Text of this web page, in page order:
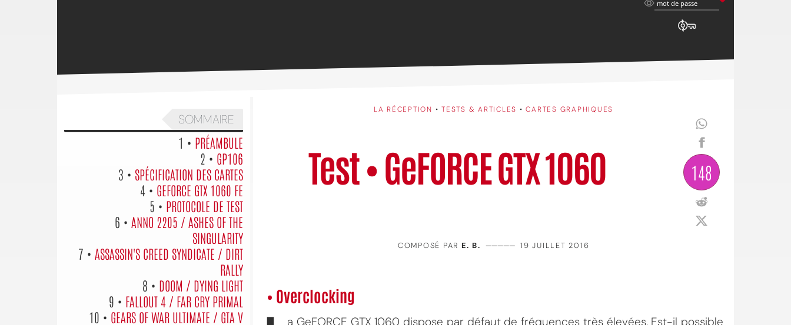
mot de passe
LA RÉCEPTION •TESTS & ARTICLES •CARTES GRAPHIQUES
Test • GeFORCE GTX 1060 148
COMPOSÉ PAR E. B. ————— 19 JUILLET 2016
• Overclocking
a GeFORCE GTX 1060 dispose par défaut de fréquences très élevées. Est-il possible
SOMMAIRE
1 • PRÉAMBULE
2 • GP106
3 • SPÉCIFICATION DES CARTES
4 • GEFORCE GTX 1060 FE
5 • PROTOCOLE DE TEST
6 • ANNO 2205 / ASHES OF THE
SINGULARITY
7 • ASSASSIN'S CREED SYNDICATE / DIRT
RALLY
8 • DOOM / DYING LIGHT
9 • FALLOUT 4 / FAR CRY PRIMAL
10 • GEARS OF WAR ULTIMATE / GTA V